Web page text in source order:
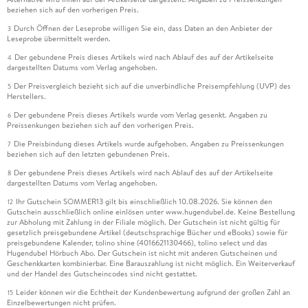
wenn man bedenkt, dass die meisten Westpolen aus der
heutigen Ukraine stammen und ihre Eltern ganz analoge
Erfahrungen hinter sich haben.
Hoffmann begegnet auf ihrem Weg viel gutem Willen,
überraschender Originalität und beeindruckendem
Einfallsreichtum. Aber daneben auch viel politischer
Verbohrtheit, Verschwörungsquatsch, PiS-Verhetztheit, auch
Antisemitismus - oft in ein und derselben Person. Ihre
Vaterbindung ermöglicht ihr auffällig eindrückliche Porträts
von älteren, durch die Geschichte zerstörten Männern, das
Beispiel der Mutter wiederum hat Hoffmanns Blick für die
ebenso auffällige Realitätstüchtigkeit und Tatkraft vieler der
polnischen und tschechischen Frauen geschärft, die sie
wandernd und einkehrend kennenlernt.
Der Ausgang ihres Buchs ist offen, bis hin zu einem gewissen
erzähltechnischen Zerflattern. Eine psychologische
Schließung des transgenerationalen Traumas kann
literarische Bearbeitung nicht leisten. Unterdessen und
beziehen sich auf den vorherigen Preis.
3 Durch Öffnen der Leseprobe willigen Sie ein, dass Daten an den Anbieter der
Leseprobe übermittelt werden.
4 Der gebundene Preis dieses Artikels wird nach Ablauf des auf der Artikelseite
dargestellten Datums vom Verlag angehoben.
5 Der Preisvergleich bezieht sich auf die unverbindliche Preisempfehlung (UVP) des
Herstellers.
6 Der gebundene Preis dieses Artikels wurde vom Verlag gesenkt. Angaben zu
Preissenkungen beziehen sich auf den vorherigen Preis.
7 Die Preisbindung dieses Artikels wurde aufgehoben. Angaben zu Preissenkungen
beziehen sich auf den letzten gebundenen Preis.
8 Der gebundene Preis dieses Artikels wird nach Ablauf des auf der Artikelseite
dargestellten Datums vom Verlag angehoben.
12 Ihr Gutschein SOMMER13 gilt bis einschließlich 10.08.2026. Sie können den
Gutschein ausschließlich online einlösen unter www.hugendubel.de. Keine Bestellung
zur Abholung mit Zahlung in der Filiale möglich. Der Gutschein ist nicht gültig für
gesetzlich preisgebundene Artikel (deutschsprachige Bücher und eBooks) sowie für
preisgebundene Kalender, tolino shine (4016621130466), tolino select und das
Hugendubel Hörbuch Abo. Der Gutschein ist nicht mit anderen Gutscheinen und
Geschenkkarten kombinierbar. Eine Barauszahlung ist nicht möglich. Ein Weiterverkauf
und der Handel des Gutscheincodes sind nicht gestattet.
15 Leider können wir die Echtheit der Kundenbewertung aufgrund der großen Zahl an
Einzelbewertungen nicht prüfen.